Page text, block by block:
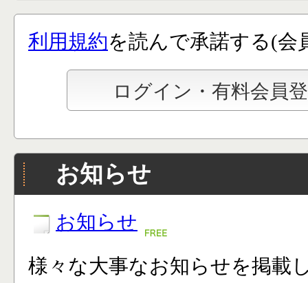
利用規約を読んで承諾する(会
お知らせ
お知らせ
様々な大事なお知らせを掲載